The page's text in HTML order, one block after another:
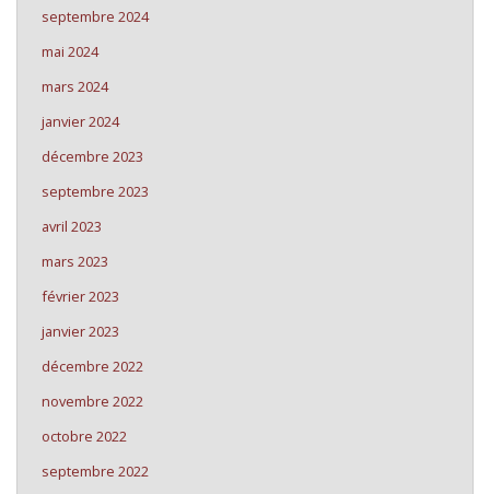
septembre 2024
mai 2024
mars 2024
janvier 2024
décembre 2023
septembre 2023
avril 2023
mars 2023
février 2023
janvier 2023
décembre 2022
novembre 2022
octobre 2022
septembre 2022